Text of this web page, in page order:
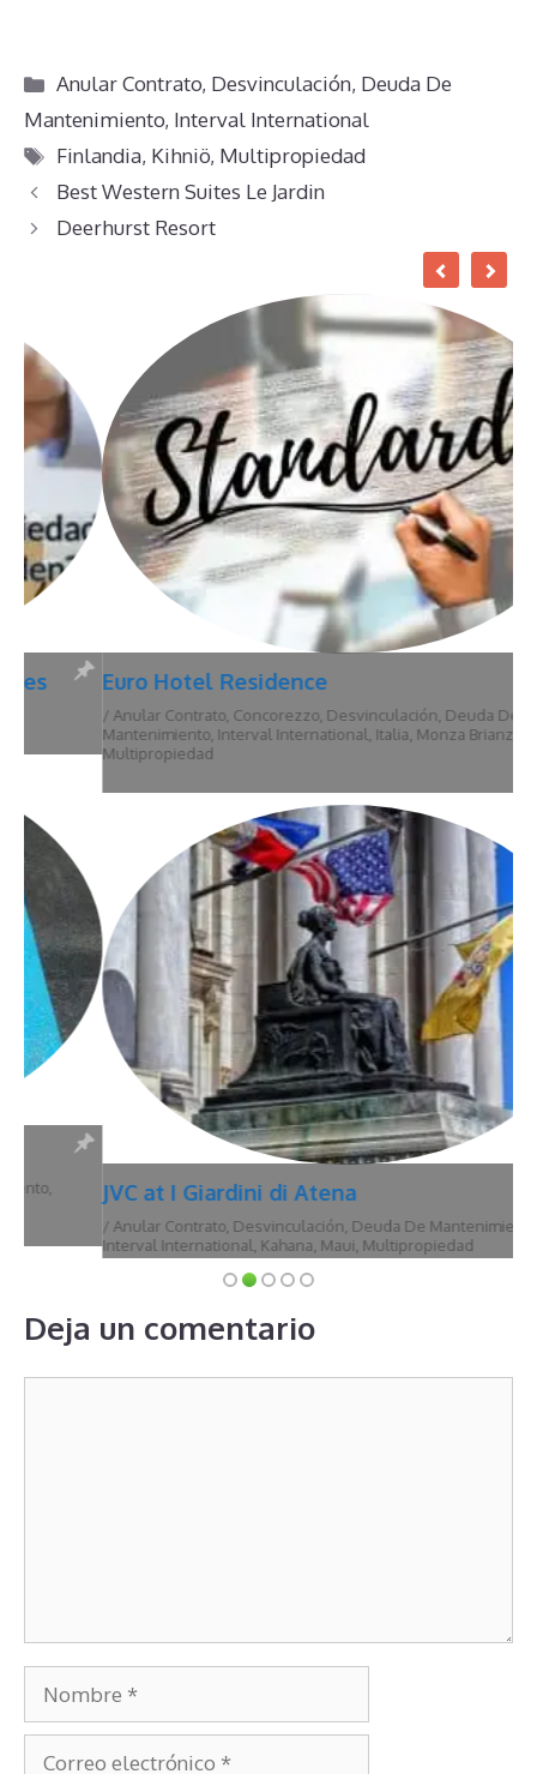
Categorías
Anular Contrato, Desvinculación, Deuda De
Mantenimiento, Interval International
Etiquetas
Finlandia, Kihniö, Multipropiedad
Best Western Suites Le Jardin
Deerhurst Resort
Euro Hotel Residence
Anular Contrato,Concorezzo,Desvinculación,Deuda De
Mantenimiento,Interval International,Italia,Monza Brianza,
Multipropiedad
JVC at I Giardini di Atena
Anular Contrato,Desvinculación,Deuda De Mantenimiento,Hawái,
Interval International,Kahana,Maui,Multipropiedad
Nombre